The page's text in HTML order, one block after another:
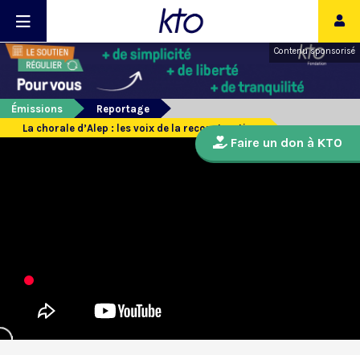
Contenu sponsorisé
Émissions
Reportage
La chorale d’Alep : les voix de la reconstruction
Faire un don à KTO